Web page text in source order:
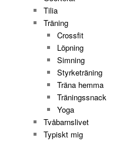
Tilia
Träning
Crossfit
Löpning
Simning
Styrketräning
Träna hemma
Träningssnack
Yoga
Tvåbarnslivet
Typiskt mig